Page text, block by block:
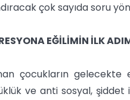
çok sayıda soru
EĞİLİMİN İLK
çocukların gelecekte
ve anti sosyal,